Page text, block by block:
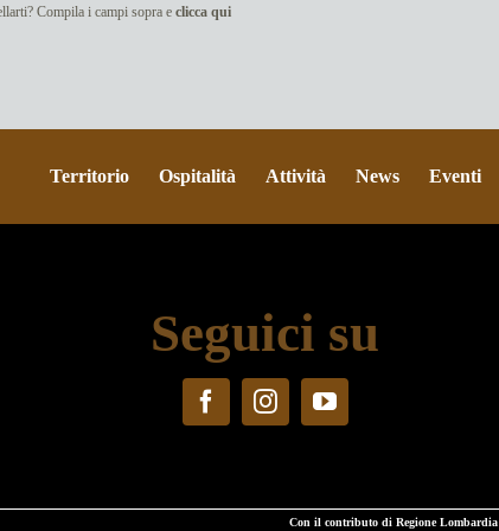
Compila i campi sopra e clicca qui
Territorio Ospitalità Attività News Eventi
Seguici su
Con il contributo di Regione Lombardia